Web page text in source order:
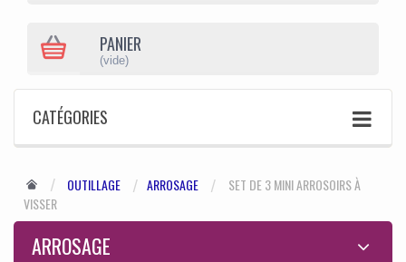
PANIER
(vide)
CATÉGORIES
OUTILLAGE ARROSAGE
SET DE 3 MINI ARROSOIRS À
VISSER
ARROSAGE